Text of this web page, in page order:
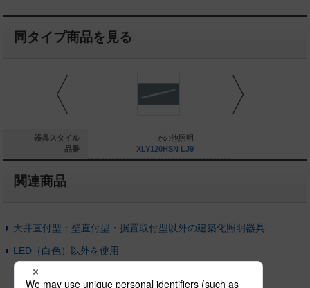
同タイプ商品を見る
器具スタイル
品番
その他照明
その他照明
XLY120HSN LJ9
関連商品
天井直付型・壁直付型・据置取付型以外の建築化照明器具
LED（白色）以外を使用